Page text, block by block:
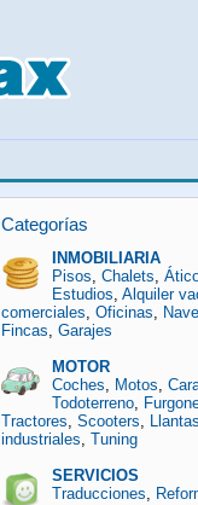
Categorías
INMOBILIARIA
Pisos, Chalets,
Estudios, Alquiler
comerciales, Oficinas,
Fincas, Garajes
MOTOR
Coches, Motos,
Todoterreno,
Tractores, Scooters, Llantas
industriales, Tuning
SERVICIOS
Traducciones,